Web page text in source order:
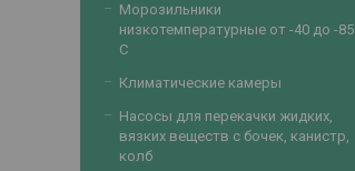
Морозильники
низкотемпературные от -40 до -85
С
Климатические камеры
Насосы для перекачки жидких,
вязких веществ с бочек, канистр,
колб